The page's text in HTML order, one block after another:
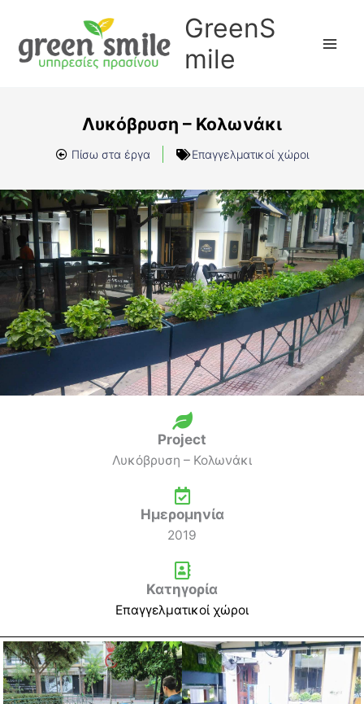
περιεχόμενο
GreenS
mile
Λυκόβρυση – Κολωνάκι
Πίσω στα έργα Επαγγελματικοί χώροι
Project
Λυκόβρυση – Κολωνάκι
Ημερομηνία
2019
Κατηγορία
Επαγγελματικοί χώροι